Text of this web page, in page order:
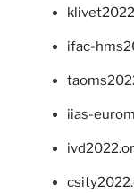
ifac-
iias-